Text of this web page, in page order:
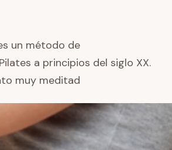
un método de
a principios del siglo XX.
muy meditad